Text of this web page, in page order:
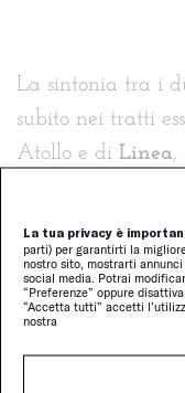
La tua privacy è
parti) per garantirti la
nostro sito, mostrarti
social media. Potrai
“Preferenze” oppure
“Accetta tutti” accetti
nostra
La sintonia tra i
subito nei tratti
Atollo e di Linea,
Inizia così una
funzione ad
propensione alla